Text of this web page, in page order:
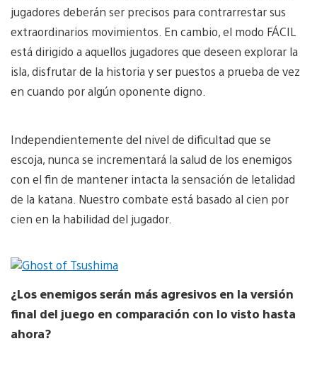
jugadores deberán ser precisos para contrarrestar sus
extraordinarios movimientos. En cambio, el modo FÁCIL
está dirigido a aquellos jugadores que deseen explorar la
isla, disfrutar de la historia y ser puestos a prueba de vez
en cuando por algún oponente digno.
Independientemente del nivel de dificultad que se
escoja, nunca se incrementará la salud de los enemigos
con el fin de mantener intacta la sensación de letalidad
de la katana. Nuestro combate está basado al cien por
cien en la habilidad del jugador.
¿Los enemigos serán más agresivos en la versión
final del juego en comparación con lo visto hasta
ahora?